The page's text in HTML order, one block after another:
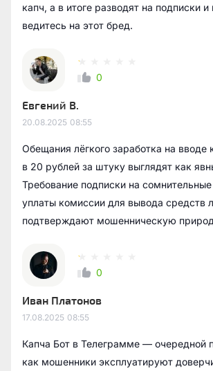
капч, а в итоге разводят на подписки
ведитесь на этот бред.
0
Евгений В.
20.08.2025 08:55
Обещания лёгкого заработка на вводе
в 20 рублей за штуку выглядят как
Требование подписки на
уплаты комиссии для вывода средств
подтверждают мошенническую
0
Иван Платонов
17.08.2025 08:55
Капча Бот в Телеграмме — очередной
как мошенники эксплуатируют